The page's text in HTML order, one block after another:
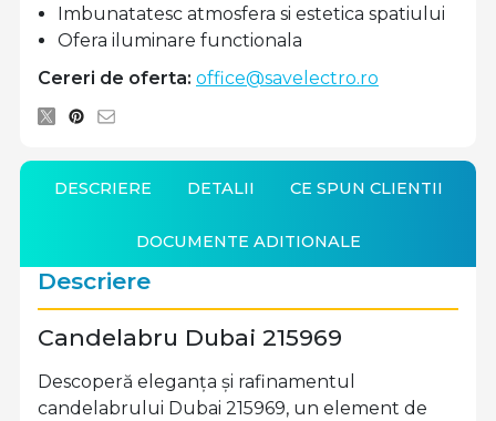
Imbunatatesc atmosfera si estetica spatiului
Ofera iluminare functionala
Cereri de oferta: office@savelectro.ro
DESCRIERE DETALII CE SPUN CLIENTII
DOCUMENTE ADITIONALE
Descriere
Candelabru Dubai 215969
Descoperă eleganța și rafinamentul
candelabrului Dubai 215969, un element de